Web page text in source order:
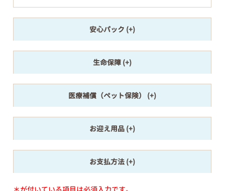
安心パック
生命保障
医療補償（ペット保険）
お迎え用品
お支払方法